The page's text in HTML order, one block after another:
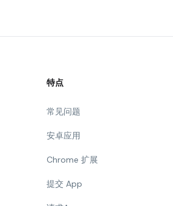
特点
常见问题
安卓应用
Chrome 扩展
提交 App